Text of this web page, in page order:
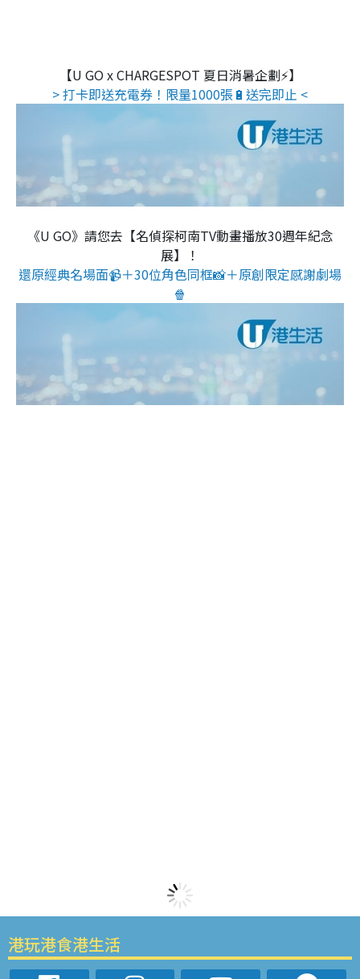
【U GO x CHARGESPOT 夏日消暑企劃⚡】
> 打卡即送充電券！限量1000張🔋送完即止 <
《U GO》請您去【名偵探柯南TV動畫播放30週年紀念
展】！
還原經典名場面📹＋30位角色同框📸＋原創限定感謝劇場
🍿
港玩港食港生活